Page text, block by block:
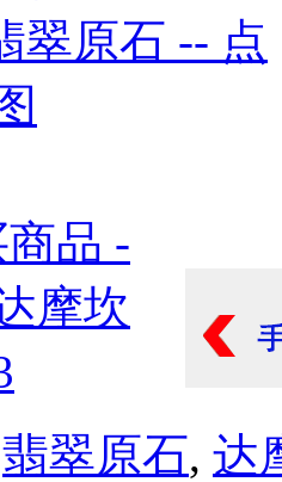
翡翠原石, 达